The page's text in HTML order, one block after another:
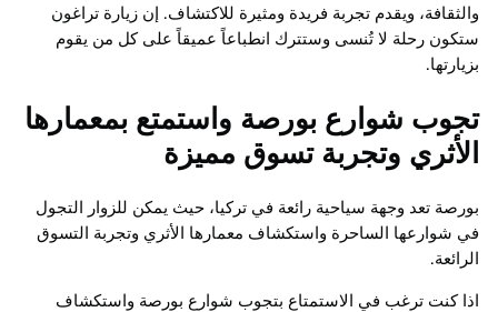
والثقافة، ويقدم تجربة فريدة ومثيرة للاكتشاف. إن زيارة تراغون
ستكون رحلة لا تُنسى وستترك انطباعاً عميقاً على كل من يقوم
بزيارتها.
تجوب شوارع بورصة واستمتع بمعمارها
الأثري وتجربة تسوق مميزة
بورصة تعد وجهة سياحية رائعة في تركيا، حيث يمكن للزوار التجول
في شوارعها الساحرة واستكشاف معمارها الأثري وتجربة التسوق
الرائعة.
اذا كنت ترغب في الاستمتاع بتجوب شوارع بورصة واستكشاف